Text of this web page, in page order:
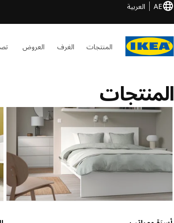
AE العربية
المنتجات الغرف العروض
المنتجات